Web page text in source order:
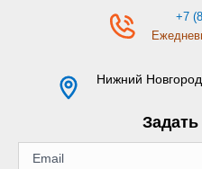
+7
Нижний Новгород